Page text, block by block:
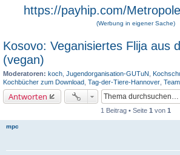
https://payhip.com/
(Werbung in eigener Sache)
Kosovo: Veganisiertes Flija aus
(vegan)
Moderatoren: koch Jugendorganisation-GUTuN
Kochbücher zum Download Tag-der-Tiere-Hannover Team
Antworten
1 Beitrag • Seite 1 von 1
mpc